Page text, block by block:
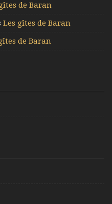
de Baran
Les gîtes de Baran
de Baran